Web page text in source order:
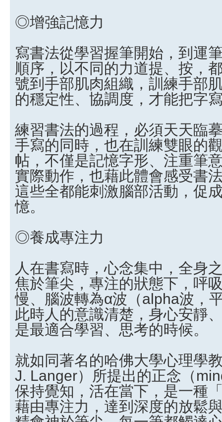
◎增強記憶力
寫書法從學習握筆開始，到運
順序，以不同的力道提、按，
號到手部肌肉組織，訓練手部
的穩定性、協調度，才能把字
練習書法的過程，必須天天臨
手寫的同時，也在訓練雙眼的
帖，不僅是記憶字形、注重筆
實際動作，也藉此體會感受書
這些全都能刺激腦部活動，促
憶。
◎養成專注力
人在書寫時，心念集中，全身
焦於筆尖，專注的狀態下，呯
慢、腦波轉為α波（alpha波，
此時人的意識清楚，身心安靜
是最適合學習、思考的時候。
就如同著名的哈佛大學心理學
J. Langer）所提出的正念（
保持覺知，活在當下，是一種
藉由專注力，達到深度的放鬆